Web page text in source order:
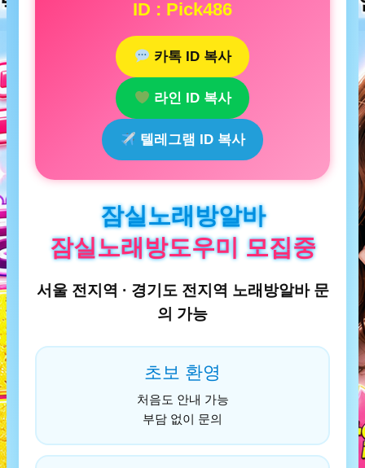
ID : Pick486
카톡 ID 복사
라인 ID 복사
텔레그램 ID 복사
잠실노래방알바
잠실노래방도우미 모집중
서울 전지역 · 경기도 전지역 노래방알바 문
의 가능
초보 환영
처음도 안내 가능
부담 없이 문의